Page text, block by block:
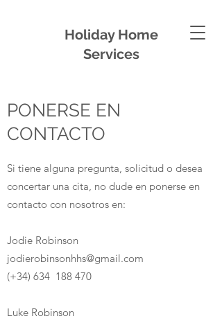
Holiday Home
Services
PONERSE EN
CONTACTO
Si tiene alguna pregunta, solicitud o desea
concertar una cita, no dude en ponerse en
contacto con nosotros en:
Jodie Robinson
jodierobinsonhhs@gmail.com
(+34) 634 188 470
Luke Robinson